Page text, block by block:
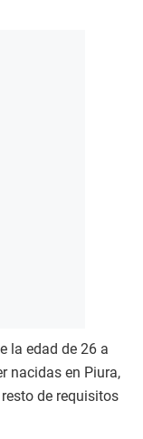
la edad de 26 a
nacidas en Piura,
de requisitos